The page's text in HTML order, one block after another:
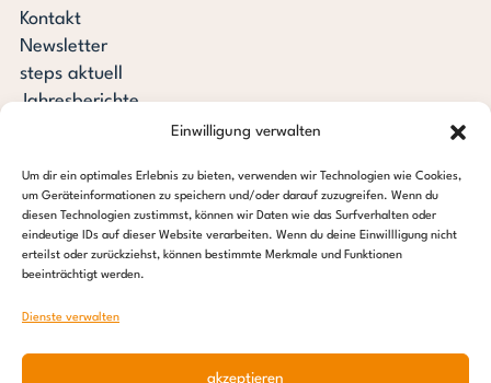
Einwilligung verwalten
Um dir ein optimales Erlebnis zu bieten, verwenden wir Technologien wie Cookies,
um Geräteinformationen zu speichern und/oder darauf zuzugreifen. Wenn du
diesen Technologien zustimmst, können wir Daten wie das Surfverhalten oder
eindeutige IDs auf dieser Website verarbeiten. Wenn du deine Einwillligung nicht
erteilst oder zurückziehst, können bestimmte Merkmale und Funktionen
beeinträchtigt werden.
Dienste verwalten
akzeptieren
Kontakt
Newsletter
steps aktuell
Jahresberichte
Pressespiegel
Stiftung steps for children
c/o Regus Altona
22765 Hamburg
Tel: +49 (0) 40 389 027 – 88